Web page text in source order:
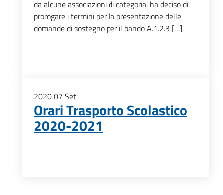
da alcune associazioni di categoria, ha deciso di
prorogare i termini per la presentazione delle
domande di sostegno per il bando A.1.2.3 […]
202007 Set
Orari Trasporto Scolastico
2020-2021